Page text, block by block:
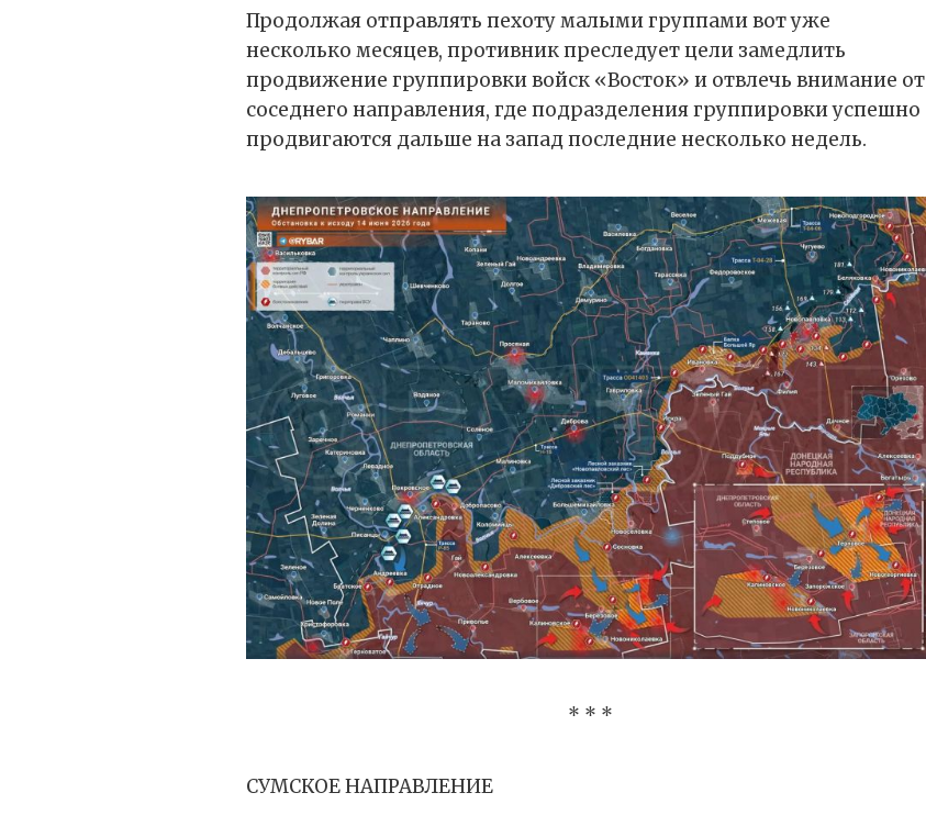
Продолжая отправлять пехоту малыми группами вот уже
несколько месяцев, противник преследует цели замедлить
продвижение группировки войск «Восток» и отвлечь внимание от
соседнего направления, где подразделения группировки успешно
продвигаются дальше на запад последние несколько недель.
* * *
СУМСКОЕ НАПРАВЛЕНИЕ